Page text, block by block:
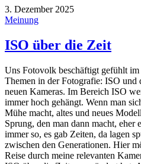
3. Dezember 2025
Meinung
ISO über die Zeit
Uns Fotovolk beschäftigt gefühlt
Themen in der Fotografie: ISO und
neuen Kameras. Im Bereich ISO
immer hoch gehängt. Wenn man
Mühe macht, altes und neues
Sprung, den man dann macht,
immer so, es gab Zeiten, da lagen
zwischen den Generationen. Hier
Reise durch meine relevanten